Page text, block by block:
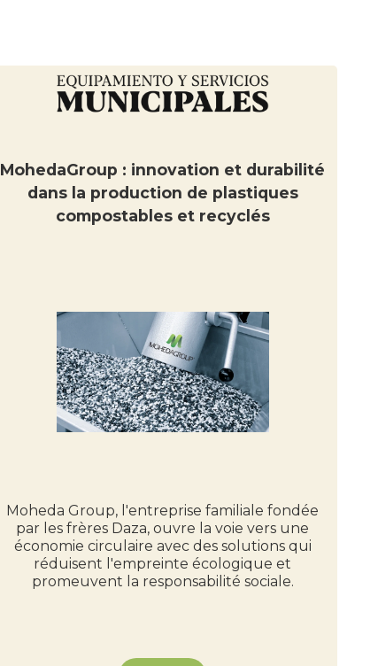
MohedaGroup : innovation et durabilité
dans la production de plastiques
compostables et recyclés
Moheda Group, l'entreprise familiale fondée
par les frères Daza, ouvre la voie vers une
économie circulaire avec des solutions qui
réduisent l'empreinte écologique et
promeuvent la responsabilité sociale.